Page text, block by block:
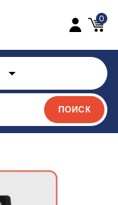
0
arrow_drop_down
ПОИСК